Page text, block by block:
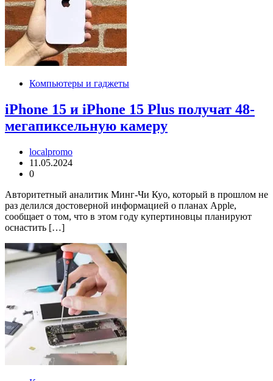
Компьютеры и гаджеты
iPhone 15 и iPhone 15 Plus получат 48-
мегапиксельную камеру
localpromo
11.05.2024
0
Авторитетный аналитик Минг-Чи Куо, который в прошлом не
раз делился достоверной информацией о планах Apple,
сообщает о том, что в этом году купертиновцы планируют
оснастить […]